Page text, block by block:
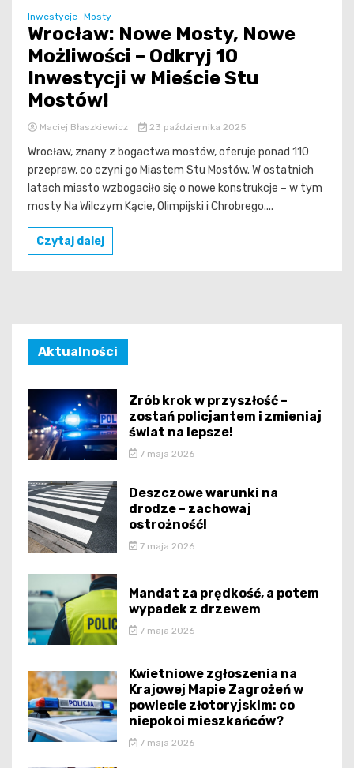
Inwestycje Mosty
Wrocław: Nowe Mosty, Nowe
Możliwości – Odkryj 10
Inwestycji w Mieście Stu
Mostów!
Maciej Błaszkiewicz 23 października 2025
Wrocław, znany z bogactwa mostów, oferuje ponad 110
przepraw, co czyni go Miastem Stu Mostów. W ostatnich
latach miasto wzbogaciło się o nowe konstrukcje – w tym
mosty Na Wilczym Kącie, Olimpijski i Chrobrego....
Czytaj dalej
Aktualności
Zrób krok w przyszłość –
zostań policjantem i zmieniaj
świat na lepsze!
7 maja 2026
Deszczowe warunki na
drodze – zachowaj
ostrożność!
7 maja 2026
Mandat za prędkość, a potem
wypadek z drzewem
7 maja 2026
Kwietniowe zgłoszenia na
Krajowej Mapie Zagrożeń w
powiecie złotoryjskim: co
niepokoi mieszkańców?
7 maja 2026